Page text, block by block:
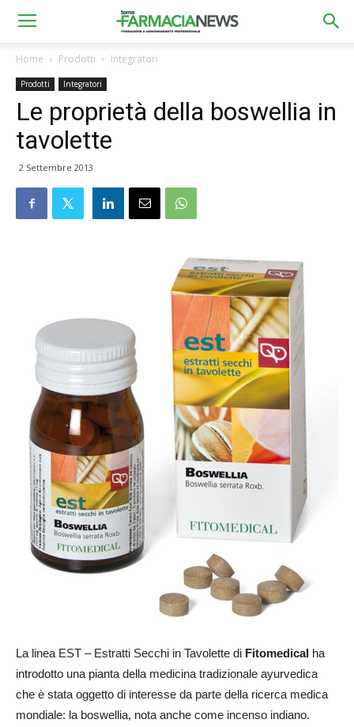
Home Prodotti Integratori
Prodotti Integratori
Le proprietà della boswellia in
tavolette
2 Settembre 2013
La linea EST – Estratti Secchi in Tavolette di Fitomedical ha
introdotto una pianta della medicina tradizionale ayurvedica
che è stata oggetto di interesse da parte della ricerca medica
mondiale: la boswellia, nota anche come incenso indiano.